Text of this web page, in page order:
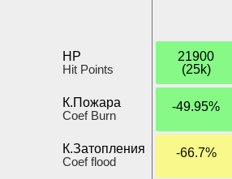
HP
Hit Points
К.Пожара
Coef Burn
К.Затопления
Coef flood
21900
(25k)
-49.95%
-66.7%